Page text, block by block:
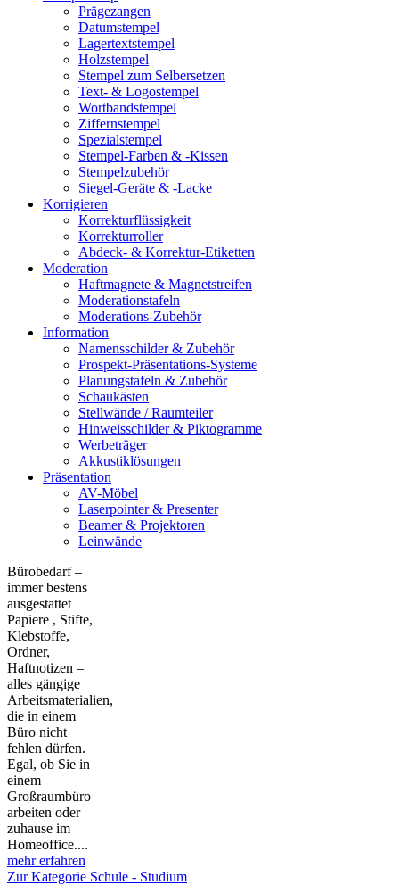
Prägezangen
Datumstempel
Lagertextstempel
Holzstempel
Stempel zum Selbersetzen
Text- & Logostempel
Wortbandstempel
Ziffernstempel
Spezialstempel
Stempel-Farben & -Kissen
Stempelzubehör
Siegel-Geräte & -Lacke
Korrigieren
Korrekturflüssigkeit
Korrekturroller
Abdeck- & Korrektur-Etiketten
Moderation
Haftmagnete & Magnetstreifen
Moderationstafeln
Moderations-Zubehör
Information
Namensschilder & Zubehör
Prospekt-Präsentations-Systeme
Planungstafeln & Zubehör
Schaukästen
Stellwände / Raumteiler
Hinweisschilder & Piktogramme
Werbeträger
Akkustiklösungen
Präsentation
AV-Möbel
Laserpointer & Presenter
Beamer & Projektoren
Leinwände
Bürobedarf –
immer bestens
ausgestattet
Papiere , Stifte,
Klebstoffe,
Ordner,
Haftnotizen –
alles gängige
Arbeitsmaterialien,
die in einem
Büro nicht
fehlen dürfen.
Egal, ob Sie in
einem
Großraumbüro
arbeiten oder
zuhause im
Homeoffice....
mehr erfahren
Zur Kategorie Schule - Studium